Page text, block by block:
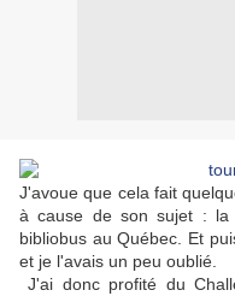
J'avoue que cela fait
à cause de son sujet : la
bibliobus au Québec. Et
et je l'avais un peu oublié.
J'ai donc profité du